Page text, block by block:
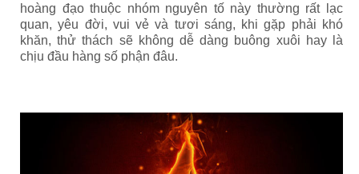
hoàng đạo thuộc nhóm nguyên tố này thường rất lạc
quan, yêu đời, vui vẻ và tươi sáng, khi gặp phải khó
khăn, thử thách sẽ không dễ dàng buông xuôi hay là
chịu đầu hàng số phận đâu.